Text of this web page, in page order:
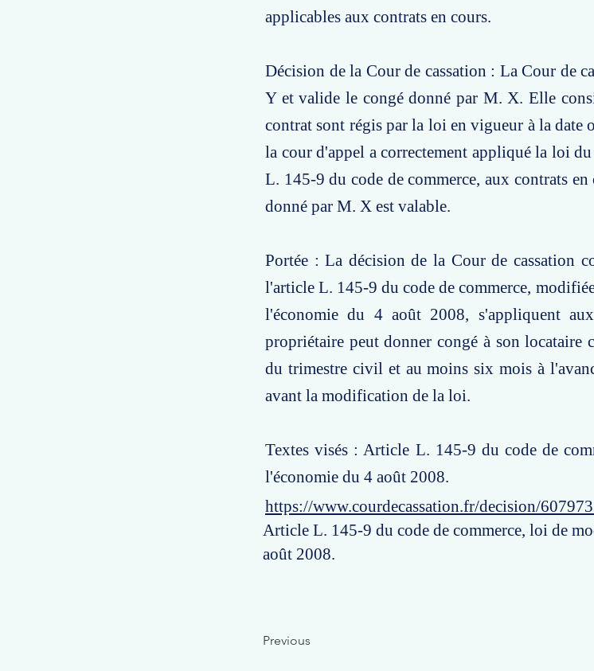
applicables aux contrats en cours.
Décision de la Cour de cassation : La Cour de
Y et valide le congé donné par M. X. Elle
contrat sont régis par la loi en vigueur à la date
la cour d'appel a correctement appliqué la loi
L. 145-9 du code de commerce, aux contrats
donné par M. X est valable.
Portée : La décision de la Cour de cassation
l'article L. 145-9 du code de commerce,
l'économie du 4 août 2008, s'appliquent
propriétaire peut donner congé à son
du trimestre civil et au moins six mois à
avant la modification de la loi.
Textes visés : Article L. 145-9 du code de
l'économie du 4 août 2008.
https://www.courdecassation.fr/decision/
Article L. 145-9 du code de commerce, loi de
août 2008.
Previous